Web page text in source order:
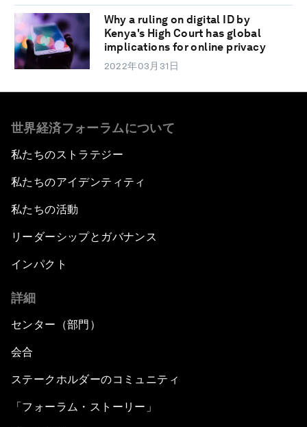
Why a ruling on digital ID by
Kenya's High Court has global
implications for online privacy
2022年03月31日
世界経済フォーラムについて
私たちのストラテジー
私たちのアイデンティティ
私たちの活動
リーダーシップとガバナンス
インパクト
詳細
センター（部門）
会合
ステークホルダーのコミュニティ
「フォーラム・ストーリー」